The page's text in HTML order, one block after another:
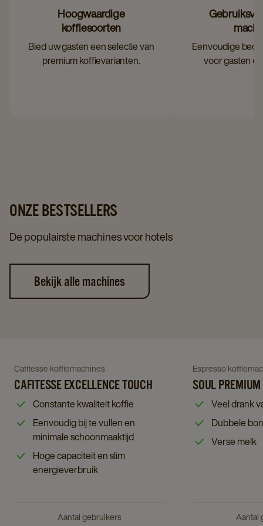
Hoogwaardige
koffiesoorten
Bied uw gasten een selectie van
premium koffievarianten.
Eenvoudige
voor gasten
ONZE BESTSELLERS
De populairste machines voor hotels
Bekijk alle machines
Cafitesse
Excellence
Touch
details
page
Navigate
to
Cafitesse
Excellence
Touch
details
page
Cafitesse koffiemachines
CAFITESSE EXCELLENCE TOUCH
Constante kwaliteit koffie
Eenvoudig bij te vullen en
minimale schoonmaaktijd
Hoge capaciteit en slim
energieverbruik
Aantal gebruikers
Soul
Premium
details
Navigate
to
Soul
Premium
page
Espresso
SOUL PREMIUM
Veel drank
Dubbele
Verse melk
Aantal